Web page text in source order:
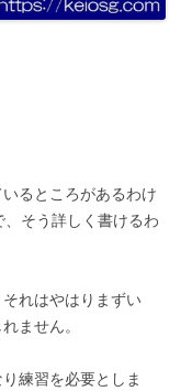
るところがあるわけ
そう詳しく書けるわ
れはやはりまずい
ません。
練習を必要としま